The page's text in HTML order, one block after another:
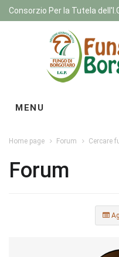
Consorzio Per la Tutela
MENU
Home page Forum Cercare
Forum